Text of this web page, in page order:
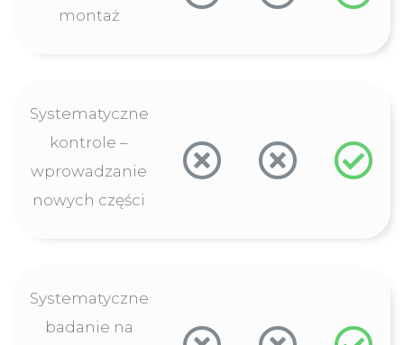
montaż
Systematyczne
kontrole –
wprowadzanie
nowych części
Systematyczne
badanie na